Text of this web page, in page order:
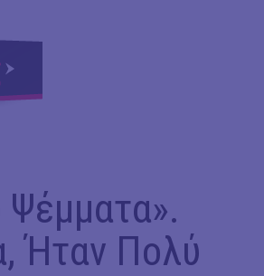
Ήταν Πολύ